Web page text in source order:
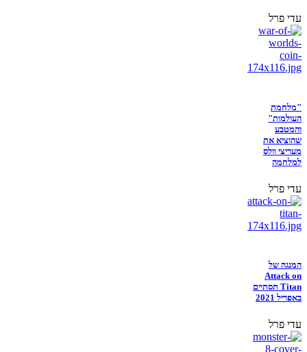
עדי פרל
"מלחמת
העולמות"
והמטבע
שהוציא את
מעריצי וולס
למלחמה
עדי פרל
המנגה של
Attack on
Titan תסתיים
באפריל 2021
עדי פרל